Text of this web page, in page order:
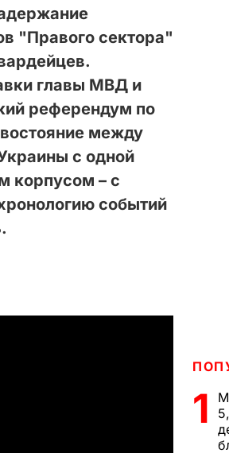
"Правого сектора"
главы МВД и
референдум по
между
с одной
корпусом – с
событий
1